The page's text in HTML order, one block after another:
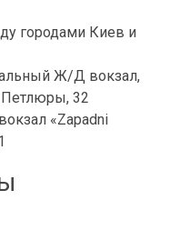
городами Киев и
Ж/Д вокзал,
Петлюры, 32
«Zapadni